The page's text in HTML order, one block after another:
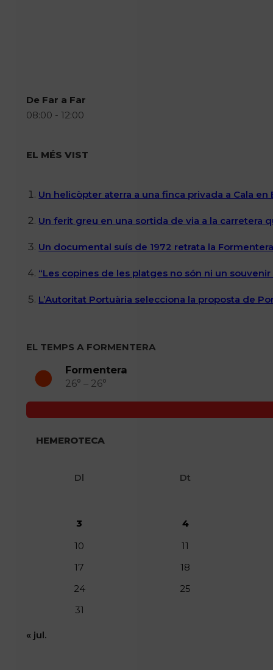
De Far a Far
08:00 - 12:00
EL MÉS VIST
Un helicòpter aterra a una finca privada a Cala
Un ferit greu en una sortida de via a la carretera
Un documental suís de 1972 retrata la
“Les copines de les platges no són ni un
L’Autoritat Portuària selecciona la proposta de
EL TEMPS A FORMENTERA
Formentera
26° – 26°
HEMEROTECA
Dl Dt
3
4
10
11
17
18
24
25
31
« jul.